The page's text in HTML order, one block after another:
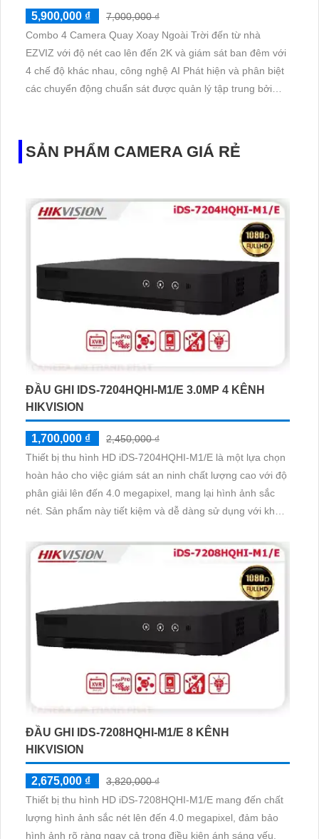
5,900,000 ₫
7,000,000 ₫
Combo 4 Camera Quay Xoay Ngoài Trời đến từ nhà
EZVIZ với độ nét cao lên đến 2K và giám sát ban đêm với
4 chế độ khác nhau, công nghệ AI Phát hiện và phân biệt
các chuyển động chuẩn sát được quản lý tập trung bởi
SẢN PHẨM CAMERA GIÁ RẺ
ĐẦU GHI IDS-7204HQHI-M1/E 3.0MP 4 KÊNH
HIKVISION
1,700,000 ₫
2,450,000 ₫
Thiết bị thu hình HD iDS-7204HQHI-M1/E là một lựa chọn
hoàn hảo cho việc giám sát an ninh chất lượng cao với độ
phân giải lên đến 4.0 megapixel, mang lại hình ảnh sắc
nét. Sản phẩm này tiết kiệm và dễ dàng sử dụng với khả
Chúng còn có công nghệ AHD, CVI, TVI, BCS độ bền cao,
đảm bảo chất lượng video tốt hơn
ĐẦU GHI IDS-7208HQHI-M1/E 8 KÊNH
HIKVISION
2,675,000 ₫
3,820,000 ₫
Thiết bị thu hình HD iDS-7208HQHI-M1/E mang đến chất
lượng hình ảnh sắc nét lên đến 4.0 megapixel, đảm bảo
hình ảnh rõ ràng ngay cả trong điều kiện ánh sáng yếu.